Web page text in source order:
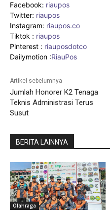
Facebook: riaupos
Twitter: riaupos
Instagram: riaupos.co
Tiktok : riaupos
Pinterest : riauposdotco
Dailymotion :RiauPos
Artikel sebelumnya
Jumlah Honorer K2 Tenaga
Teknis Administrasi Terus
Susut
BERITA LAINNYA
Olahraga